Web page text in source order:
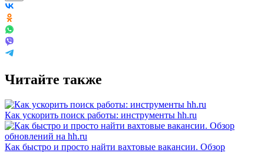
Читайте также
Как ускорить поиск работы: инструменты hh.ru
Как быстро и просто найти вахтовые вакансии. Обзор